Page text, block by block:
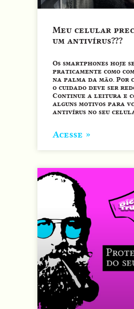
Meu celular
um antivírus???
Os smartphones hoje
praticamente como
na palma da mão. Por
o cuidado deve ser
Continue a leitura e
alguns motivos para
antivírus no seu
Acesse »